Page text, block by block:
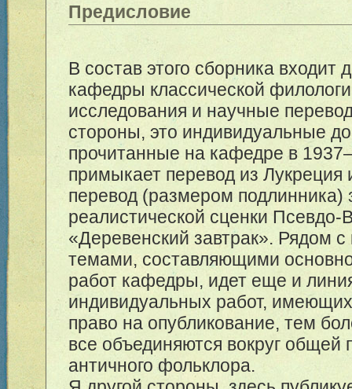
Предисловие
В состав этого сборника входит
кафедры классической
исследования и научные
стороны, это индивидуальные
прочитанные на кафедре в 19
примыкает перевод из Лукреция
перевод (размером подлинника)
реалистической сценки Псевдо-
«Деревенский завтрак». Рядом
темами, составляющими
работ кафедры, идет еще и
индивидуальных работ,
право на опубликование, тем
все объединяются вокруг общей
античного фольклора.